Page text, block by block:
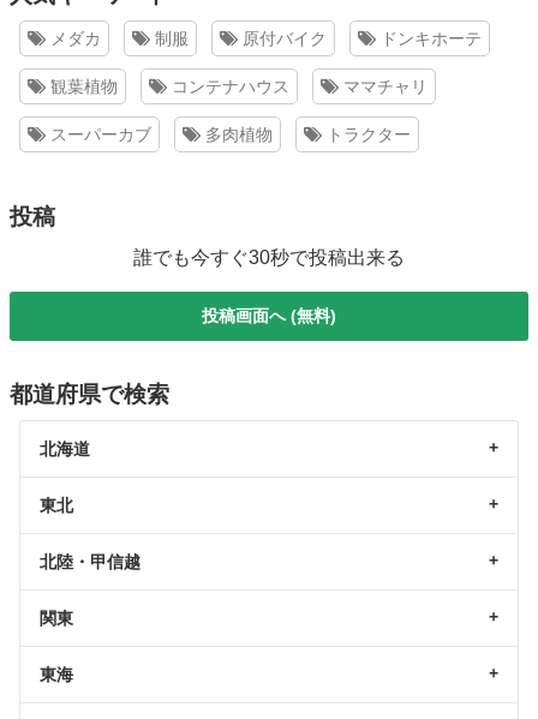
メダカ 制服 原付バイク ドンキホーテ
観葉植物 コンテナハウス ママチャリ
スーパーカブ 多肉植物 トラクター
投稿
誰でも今すぐ30秒で投稿出来る
投稿画面へ (無料)
都道府県で検索
北海道
東北
北陸・甲信越
関東
東海